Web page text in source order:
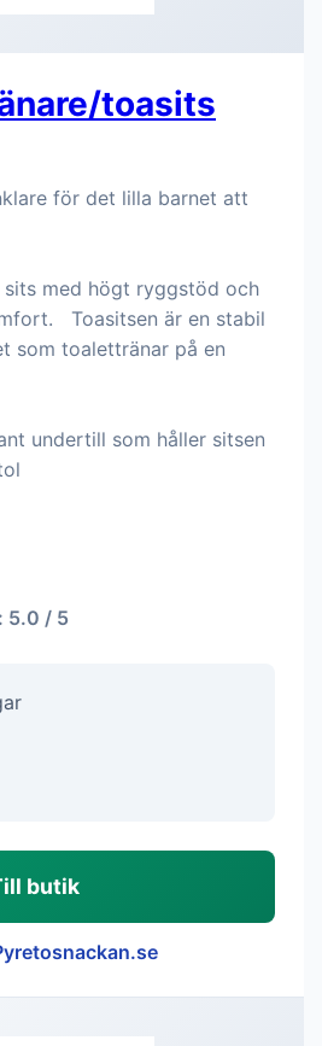
toasits
för det lilla barnet att
med högt ryggstöd och
Toasitsen är en stabil
som toalettränar på en
undertill som håller sitsen
5.0 / 5
butik